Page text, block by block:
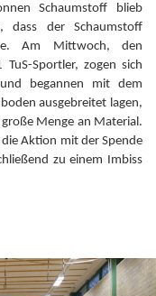
Schaumstoff blieb
dass der Schaumstoff
Am Mittwoch, den
Sportler, zogen sich
begannen mit dem
ausgebreitet lagen,
Menge an Material.
Aktion mit der Spende
zu einem Imbiss